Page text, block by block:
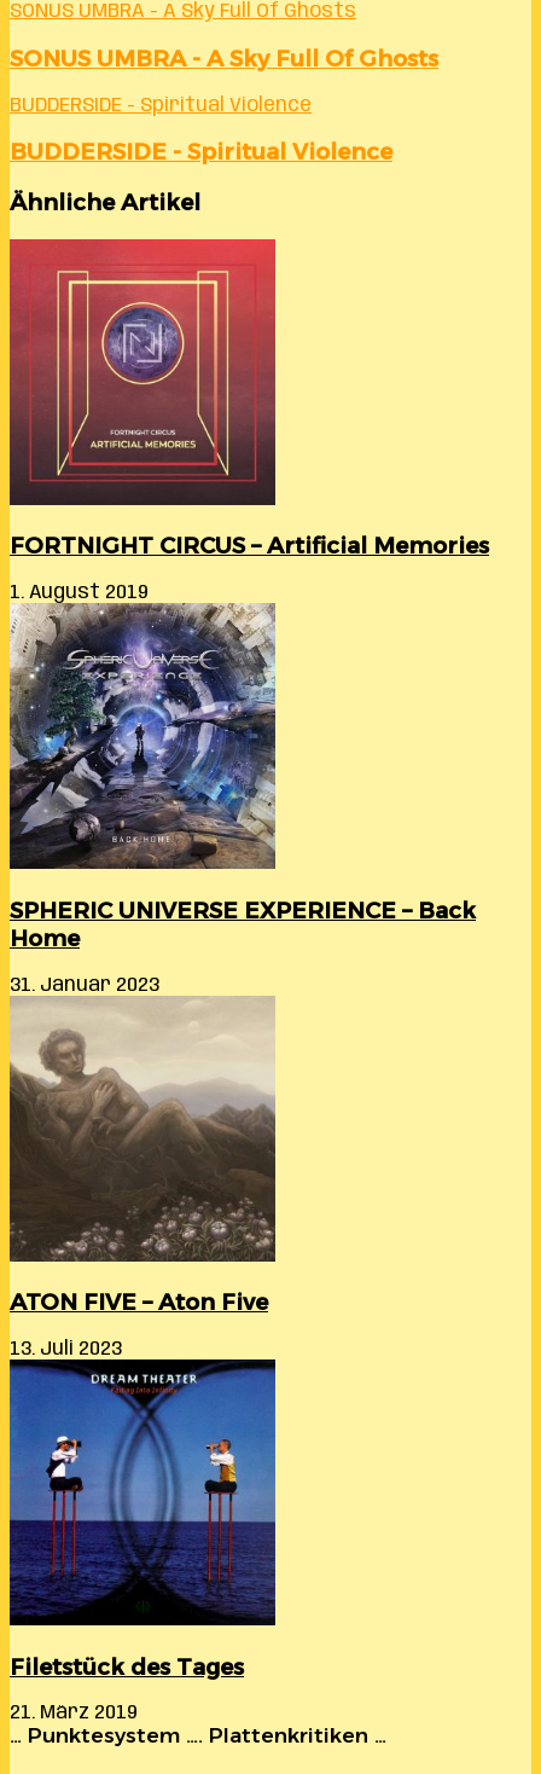
SONUS UMBRA - A Sky Full Of Ghosts
SONUS UMBRA - A Sky Full Of Ghosts
BUDDERSIDE - Spiritual Violence
BUDDERSIDE - Spiritual Violence
Ähnliche Artikel
FORTNIGHT CIRCUS – Artificial Memories
1. August 2019
SPHERIC UNIVERSE EXPERIENCE – Back
Home
31. Januar 2023
ATON FIVE – Aton Five
13. Juli 2023
Filetstück des Tages
21. März 2019
… Punktesystem …. Plattenkritiken …